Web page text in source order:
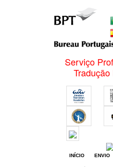
Serviço
INÍCIO ENVIO